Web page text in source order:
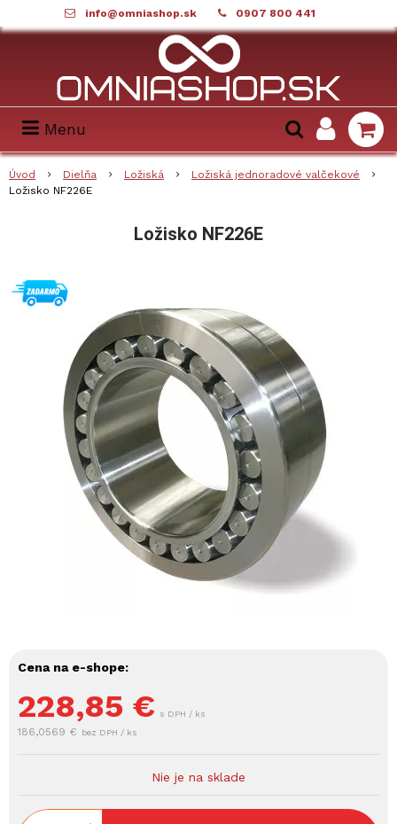
info@omniashop.sk 0907 800 441
Menu
Úvod Dielňa Ložiská
Ložiská jednoradové valčekové
Ložisko NF226E
Ložisko NF226E
Cena na e-shope:
228,85 € s DPH / ks
186,0569 € bez DPH / ks
Nie je na sklade